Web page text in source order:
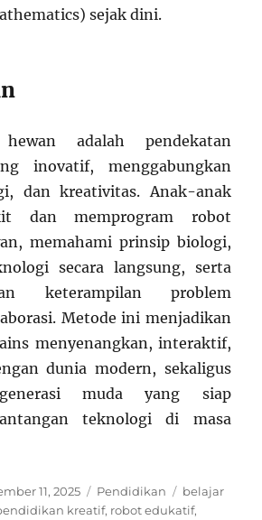
sejak dini.
adalah pendekatan
inovatif, menggabungkan
dan kreativitas. Anak-anak
dan memprogram robot
memahami prinsip biologi,
secara langsung, serta
keterampilan problem
Metode ini menjadikan
menyenangkan, interaktif,
dunia modern, sekaligus
muda yang siap
teknologi di masa
11, 2025 Categories
Pendidikan Tags
belajar
kreatif, robot edukatif,